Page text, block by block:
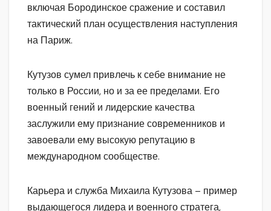
включая Бородинское сражение и составил
тактический план осуществления наступления
на Париж.
Кутузов сумел привлечь к себе внимание не
только в России, но и за ее пределами. Его
военный гений и лидерские качества
заслужили ему признание современников и
завоевали ему высокую репутацию в
международном сообществе.
Карьера и служба Михаила Кутузова – пример
выдающегося лидера и военного стратега,